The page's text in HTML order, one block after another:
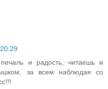
и радость, читаешь и
за всем наблюдая со